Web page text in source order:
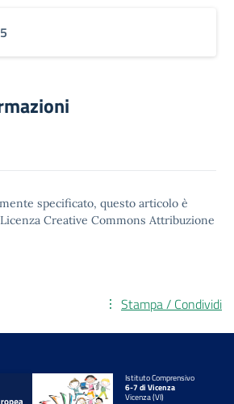
specificato, questo articolo è
Licenza Creative Commons Attribuzione
Stampa / Condividi
Istituto Comprensivo
6-7 di Vicenza
Vicenza (VI)